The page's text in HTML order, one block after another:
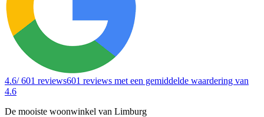
4.6/ 601 reviews601 reviews met een gemiddelde waardering van
4.6
De mooiste woonwinkel van Limburg